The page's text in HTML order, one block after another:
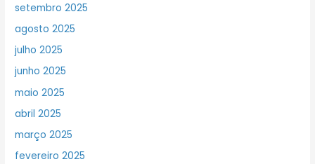
setembro 2025
agosto 2025
julho 2025
junho 2025
maio 2025
abril 2025
março 2025
fevereiro 2025